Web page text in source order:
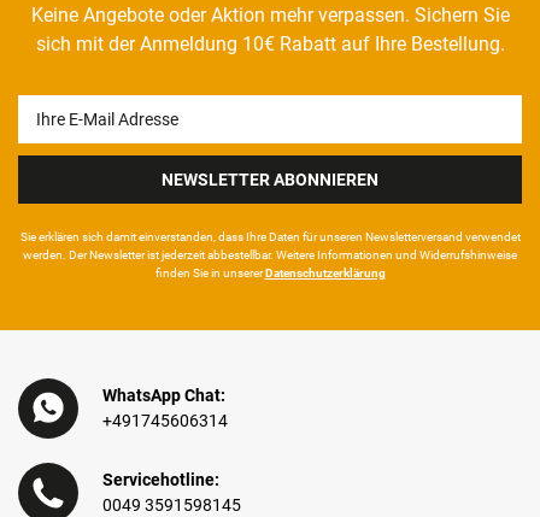
Keine Angebote oder Aktion mehr verpassen. Sichern Sie
sich mit der Anmeldung 10€ Rabatt auf Ihre Bestellung.
Honig
NEWSLETTER ABONNIEREN
Sie erklären sich damit ein­ver­standen, dass Ihre Da­ten für unseren News­letter­versand ver­wen­det
werden. Der News­letter ist jeder­zeit ab­bestel­lbar. Weitere Infor­mationen und Wider­rufshin­weise
finden Sie in unserer Daten­schutz­erklärung
WhatsApp Chat:
+491745606314
Servicehotline:
0049 3591598145